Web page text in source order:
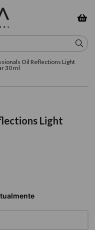
Oil Reflections Light
30 ml
Light